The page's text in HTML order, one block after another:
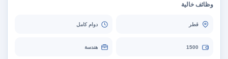
وظائف خالية
قطر دوام كامل
1500 هندسة